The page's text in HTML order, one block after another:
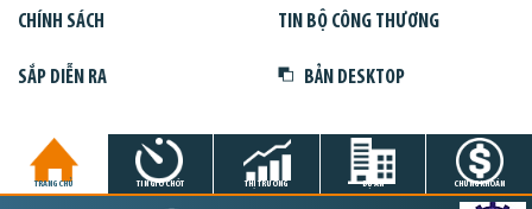
CHÍNH SÁCH TIN BỘ CÔNG THƯƠNG
SẮP DIỄN RA BẢN DESKTOP
TRANG CHỦ TIN GIỜ CHÓT THỊ TRƯỜNG DỰ ÁN CHỨNG KHOÁN